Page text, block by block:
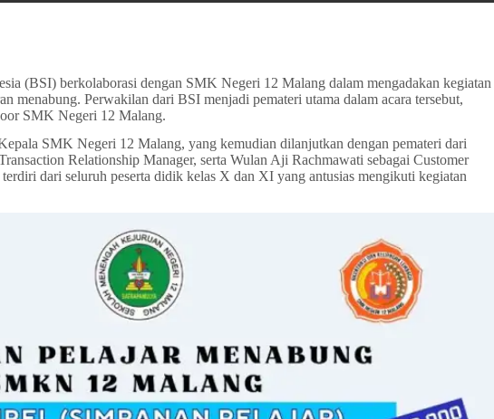
(BSI) berkolaborasi dengan SMK Negeri 12 Malang dalam mengadakan kegiatan
menabung. Perwakilan dari BSI menjadi pemateri utama dalam acara tersebut,
SMK Negeri 12 Malang.
SMK Negeri 12 Malang, yang kemudian dilanjutkan dengan pemateri dari
Relationship Manager, serta Wulan Aji Rachmawati sebagai Customer
terdiri dari seluruh peserta didik kelas X dan XI yang antusias mengikuti kegiatan